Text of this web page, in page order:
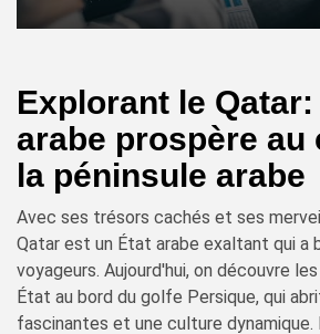
Explorant le
arabe prospère
la péninsule arabe
Avec ses trésors cachés et ses
Qatar est un État arabe exaltant qui a
voyageurs. Aujourd'hui, on découvre
État au bord du golfe Persique, qui
fascinantes et une culture dynamique.